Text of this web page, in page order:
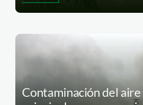
Contaminación del aire